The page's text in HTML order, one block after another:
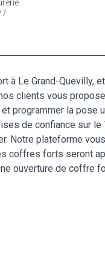
Le Grand-Quevilly,
clients vous
programmer la
de confiance sur
Notre plateforme
coffres forts seront
ouverture de coffre